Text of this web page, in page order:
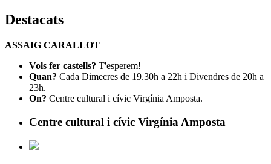
Destacats
ASSAIG CARALLOT
Vols fer castells? T'esperem!
Quan? Cada Dimecres de 19.30h a 22h i Divendres de 20h a
23h.
On? Centre cultural i cívic Virgínia Amposta.
Centre cultural i cívic Virgínia Amposta